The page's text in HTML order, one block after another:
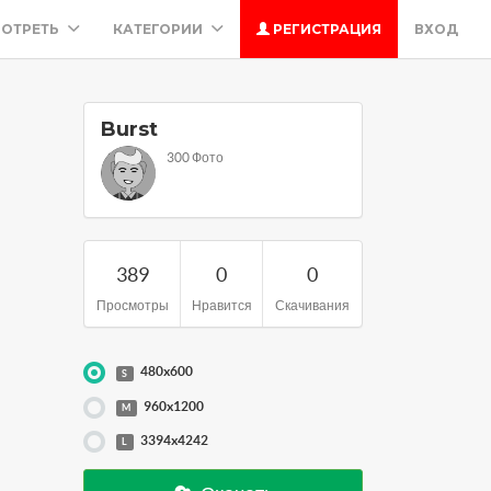
КАТЕГОРИИ РЕГИСТРАЦИЯ ВХОД
Burst
300 Фото
389
Просмотры
0
Нравится
0
Скачивания
S 480x600
M 960x1200
L 3394x4242